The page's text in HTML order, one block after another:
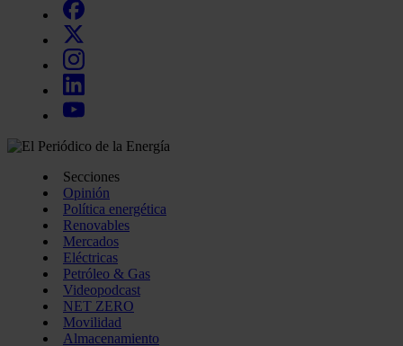
Secciones
Opinión
Política energética
Renovables
Mercados
Eléctricas
Petróleo & Gas
Videopodcast
NET ZERO
Movilidad
Almacenamiento